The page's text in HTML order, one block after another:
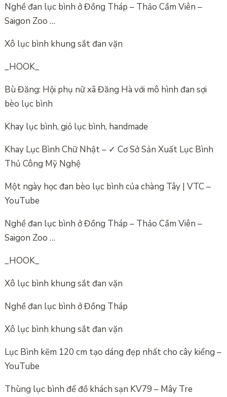
Nghề đan lục bình ở Đồng Tháp – Thảo Cầm Viên –
Saigon Zoo …
Xô lục bình khung sắt đan vặn
_HOOK_
Bù Đăng: Hội phụ nữ xã Đăng Hà với mô hình đan sợi
bèo lục bình
Khay lục bình, giỏ lục bình, handmade
Khay Lục Bình Chữ Nhật – ✓ Cơ Sở Sản Xuất Lục Bình
Thủ Công Mỹ Nghệ
Một ngày học đan bèo lục bình của chàng Tây | VTC –
YouTube
Nghề đan lục bình ở Đồng Tháp – Thảo Cầm Viên –
Saigon Zoo …
_HOOK_
Xô lục bình khung sắt đan vặn
Nghề đan lục bình ở Đồng Tháp
Xô lục bình khung sắt đan vặn
Lục Bình kẽm 120 cm tạo dáng đẹp nhất cho cây kiểng –
YouTube
Thùng lục bình để đồ khách sạn KV79 – Mây Tre